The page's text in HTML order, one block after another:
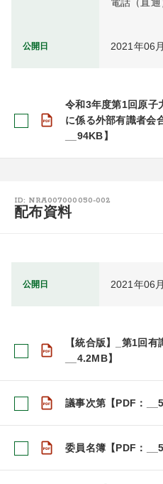
公開日 2021年06
令和3年度第1回原子
に係る外部有識者会
__94KB】
ID: NRA007000050-002
配布資料
公開日 2021年06
【統合版】_第1回有
__4.2MB】
議事次第【PDF：
委員名簿【PDF：